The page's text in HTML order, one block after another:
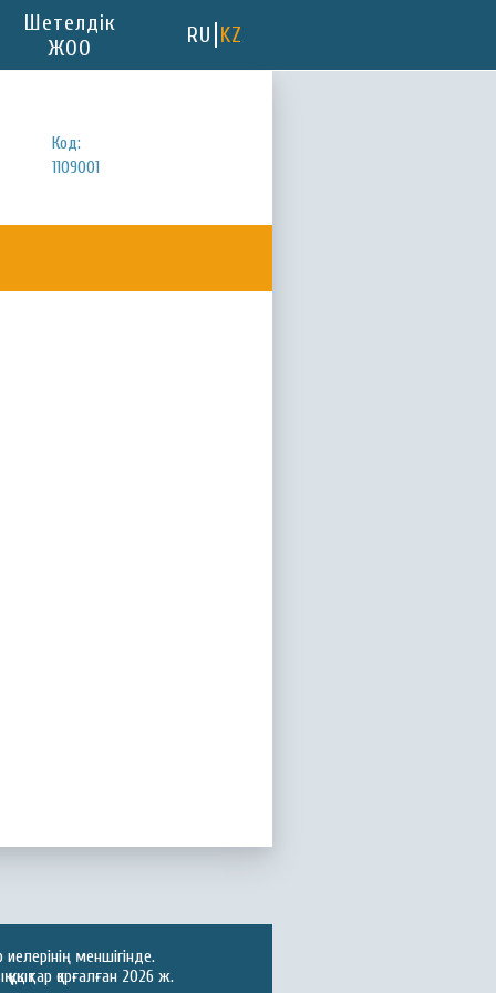
Шетелдік
ЖОО
RU KZ
Код:
1109001
меншігінде.
қорғалған 2026 ж.